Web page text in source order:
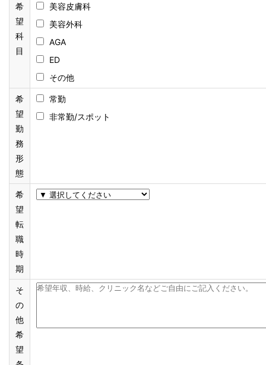
希
望
科
目
美容皮膚科
美容外科
AGA
ED
その他
希
望
勤
務
形
態
常勤
非常勤/スポット
希
望
転
職
時
期
そ
の
他
希
望